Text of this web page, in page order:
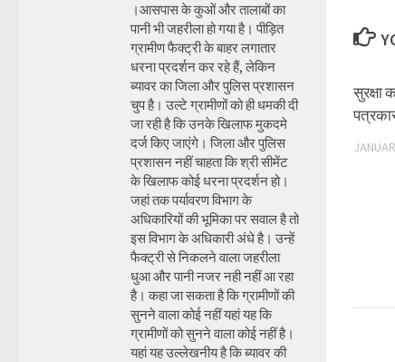
सुरक्षा
।आसपास के कुओं और तालाबों का
पानी भी जहरीला हो गया है। पीड़ित
ग्रामीण फैक्ट्री के बाहर लगातार
धरना प्रदर्शन कर रहे हैं, लेकिन
ब्यावर का जिला और पुलिस प्रशासन
चुप है। उल्टे ग्रामीणों को ही धमकी दी
जा रही है कि उनके खिलाफ मुकदमे
दर्ज किए जाएंगे। जिला और पुलिस
प्रशासन नहीं चाहता कि श्री सीमेंट
के खिलाफ कोई धरना प्रदर्शन हो।
जहां तक पर्यावरण विभाग के
अधिकारियों की भूमिका पर सवाल है तो
इस विभाग के अधिकारी अंधे है। उन्हें
फैक्ट्री से निकलने वाला जहरीला
धुआ और पानी नजर नही नहीं आ रहा
है। कहा जा सकता है कि ग्रामीणों की
सुनने वाला कोई नहीं यहां यह कि
ग्रामीणों को सुनने वाला कोई नहीं है।
यहां यह उल्लेखनीय है कि ब्यावर की